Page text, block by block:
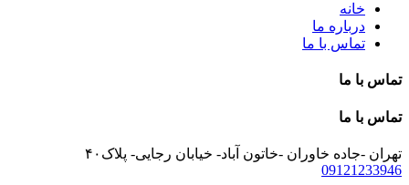
خانه
درباره ما
تماس با ما
تماس با ما
تماس با ما
تهران -جاده خاوران -خاتون آباد- خیابان رجایی- پلاک۴۰
09121233946